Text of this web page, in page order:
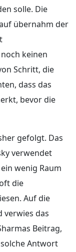
solle. Die
übernahm der
keinen
Schritt, die
dass das
bevor die
gefolgt. Das
verwendet
wenig Raum
die
Auf die
verwies das
Beitrag,
Antwort